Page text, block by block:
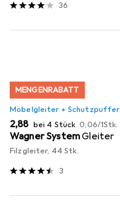
36
MENGENRABATT
Möbelgleiter + Schutzpuffer
EUR
2,88 bei 4 Stück EUR
0,06/1Stk.
Wagner SystemGleiter
Filzgleiter, 44 Stk.
3